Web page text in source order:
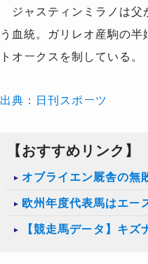
ジャスティンミラノは父
う血統。ガリレオ産駒の
トオークスを制している。
出典：日刊スポーツ
【おすすめリンク】
オブライエン厩舎の無
欧州年度代表馬はエー
【競走馬データ】キズ